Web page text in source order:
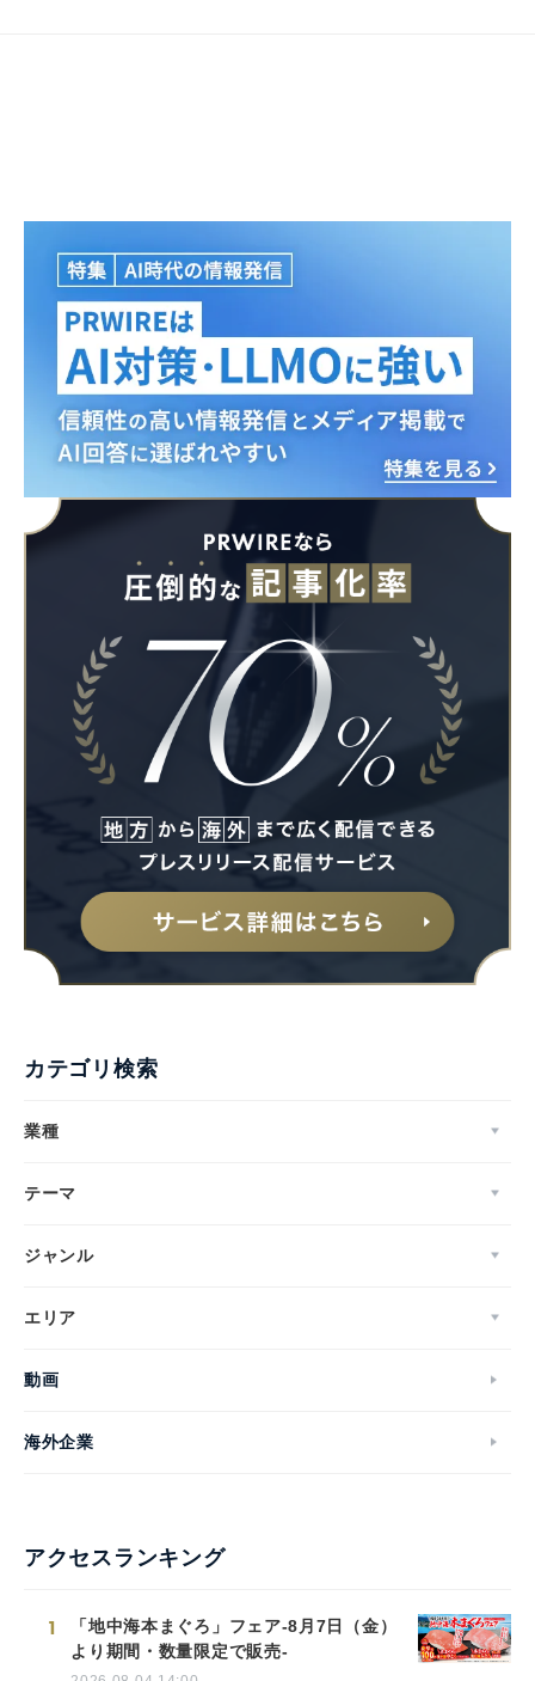
カテゴリ検索
業種
テーマ
ジャンル
エリア
動画
海外企業
アクセスランキング
1
「地中海本まぐろ」フェア-8月7日（金）
より期間・数量限定で販売-
English